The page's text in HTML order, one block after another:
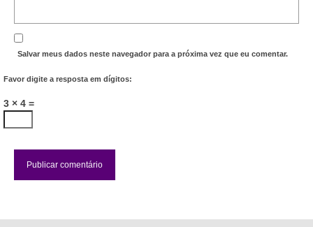
Salvar meus dados neste navegador para a próxima vez que eu comentar.
Favor digite a resposta em dígitos:
3 × 4 =